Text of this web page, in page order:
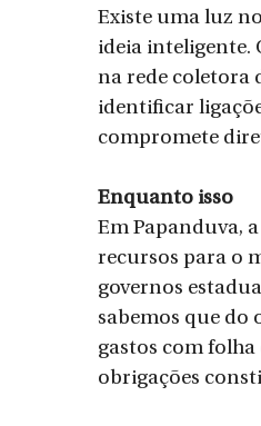
Existe uma luz
ideia inteligente.
na rede coletora
identificar
compromete
Enquanto isso
Em Papanduva,
recursos para o
governos
sabemos que do
gastos com folha
obrigações